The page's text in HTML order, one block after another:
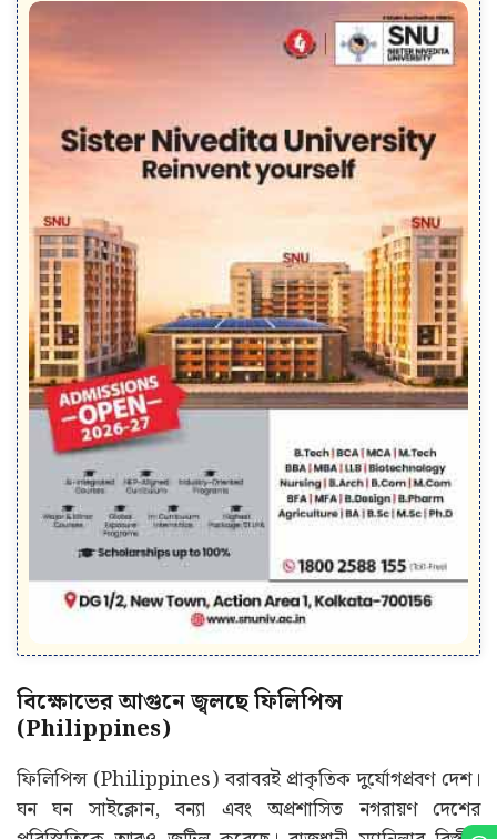
বিক্ষোভের আগুনে জ্বলছে ফিলিপিন্স
(Philippines)
ফিলিপিন্স (Philippines) বরাবরই প্রাকৃতিক দুর্যোগপ্রবণ দেশ।
ঘন ঘন সাইক্লোন, বন্যা এবং অপ্রশাসিত নগরায়ণ দেশের